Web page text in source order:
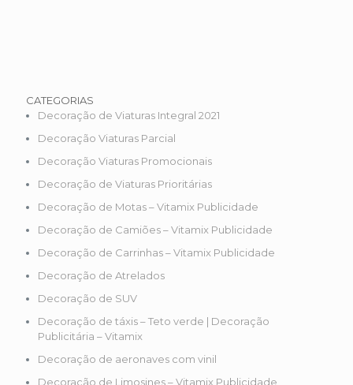
CATEGORIAS
Decoração de Viaturas Integral 2021
Decoração Viaturas Parcial
Decoração Viaturas Promocionais
Decoração de Viaturas Prioritárias
Decoração de Motas – Vitamix Publicidade
Decoração de Camiões – Vitamix Publicidade
Decoração de Carrinhas – Vitamix Publicidade
Decoração de Atrelados
Decoração de SUV
Decoração de táxis – Teto verde | Decoração
Publicitária – Vitamix
Decoração de aeronaves com vinil
Decoração de Limosines – Vitamix Publicidade